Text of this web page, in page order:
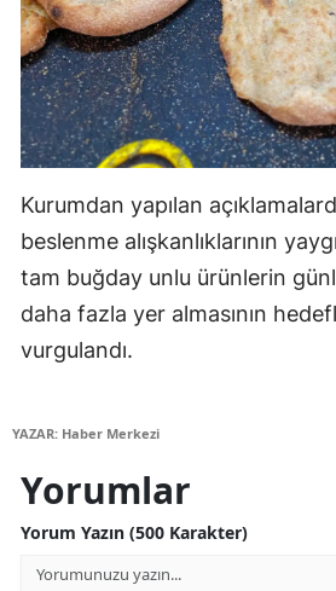
Kurumdan yapılan
beslenme alışkanlıklarının
tam buğday unlu ürünlerin
daha fazla yer almasının
vurgulandı.
YAZAR: Haber Merkezi
Yorumlar
Yorum Yazın (500 Karakter)